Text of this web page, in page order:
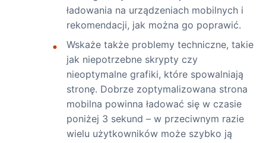
ładowania na urządzeniach mobilnych i
rekomendacji, jak można go poprawić.
Wskaże także problemy techniczne, takie
jak niepotrzebne skrypty czy
nieoptymalne grafiki, które spowalniają
stronę. Dobrze zoptymalizowana strona
mobilna powinna ładować się w czasie
poniżej 3 sekund – w przeciwnym razie
wielu użytkowników może szybko ją